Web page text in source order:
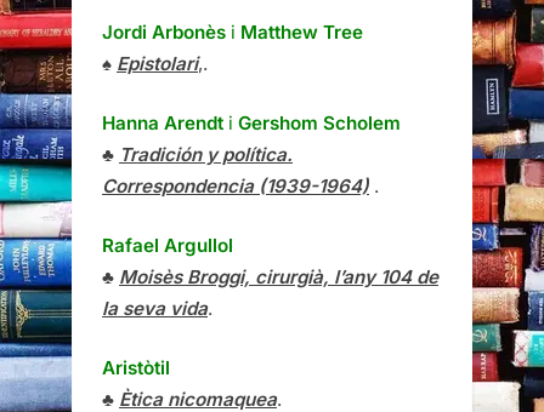
Jordi Arbonès i Matthew Tree
♠ Epistolari,.
Hanna Arendt i Gershom Scholem
♣ Tradición y política.
Correspondencia (1939-1964) .
Rafael Argullol
♣ Moisès Broggi, cirurgià, l’any 104 de
la seva vida.
Aristòtil
♣ Ètica nicomaquea.